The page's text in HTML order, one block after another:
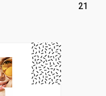
21